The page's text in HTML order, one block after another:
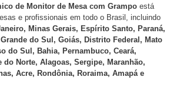
de Monitor de Mesa com Grampo está
e profissionais em todo o Brasil, incluindo
Minas Gerais, Espírito Santo, Paraná,
do Sul, Goiás, Distrito Federal, Mato
do Sul, Bahia, Pernambuco, Ceará,
do Norte, Alagoas, Sergipe, Maranhão,
Acre, Rondônia, Roraima, Amapá e